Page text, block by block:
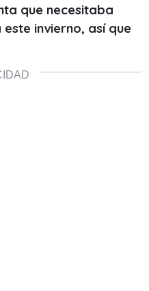
que necesitaba
invierno, así que